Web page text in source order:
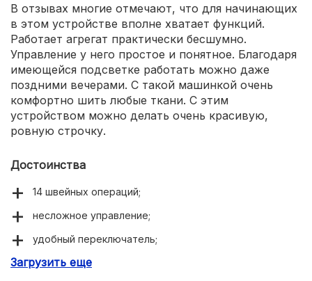
В отзывах многие отмечают, что для начинающих
в этом устройстве вполне хватает функций.
Работает агрегат практически бесшумно.
Управление у него простое и понятное. Благодаря
имеющейся подсветке работать можно даже
поздними вечерами. С такой машинкой очень
комфортно шить любые ткани. С этим
устройством можно делать очень красивую,
ровную строчку.
Достоинства
14 швейных операций;
несложное управление;
удобный переключатель;
имеется встроенное освещение;
Загрузить еще